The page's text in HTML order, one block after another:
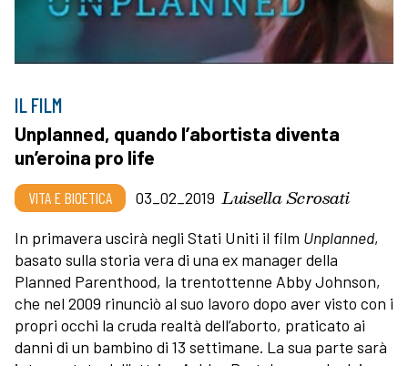
IL FILM
Unplanned, quando l’abortista diventa
un’eroina pro life
VITA E BIOETICA 03_02_2019 Luisella Scrosati
In primavera uscirà negli Stati Uniti il film Unplanned,
basato sulla storia vera di una ex manager della
Planned Parenthood, la trentottenne Abby Johnson,
che nel 2009 rinunciò al suo lavoro dopo aver visto con i
propri occhi la cruda realtà dell’aborto, praticato ai
danni di un bambino di 13 settimane. La sua parte sarà